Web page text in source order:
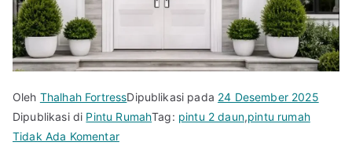
Oleh Thalhah FortressDipublikasi pada 24 Desember 2025
Dipublikasi di Pintu RumahTag: pintu 2 daun,pintu rumah
Tidak Ada Komentarpada